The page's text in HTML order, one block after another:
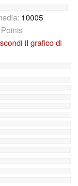
10005
il grafico di